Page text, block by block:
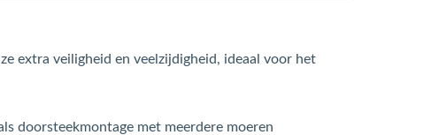
extra veiligheid en veelzijdigheid, ideaal voor het
doorsteekmontage met meerdere moeren